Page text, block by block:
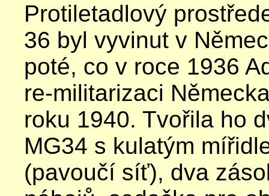
Protiletadlový
36 byl vyvinut v
poté, co v roce 1936
re-militarizaci
roku 1940. Tvořila ho
MG34 s kulatým
(pavoučí síť), dva